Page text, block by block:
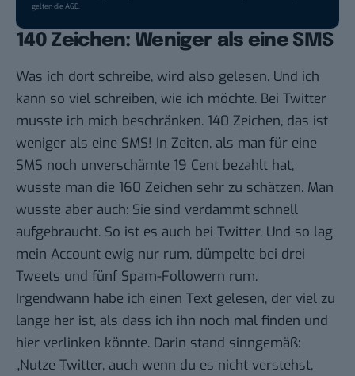
gelten dieAGB.
140 Zeichen: Weniger als eine SMS
Was ich dort schreibe, wird also gelesen. Und ich
kann so viel schreiben, wie ich möchte. Bei Twitter
musste ich mich beschränken. 140 Zeichen, das ist
weniger als eine SMS! In Zeiten, als man für eine
SMS noch unverschämte 19 Cent bezahlt hat,
wusste man die 160 Zeichen sehr zu schätzen. Man
wusste aber auch: Sie sind verdammt schnell
aufgebraucht. So ist es auch bei Twitter. Und so lag
mein Account ewig nur rum, dümpelte bei drei
Tweets und fünf Spam-Followern rum.
Irgendwann habe ich einen Text gelesen, der viel zu
lange her ist, als dass ich ihn noch mal finden und
hier verlinken könnte. Darin stand sinngemäß:
„Nutze Twitter, auch wenn du es nicht verstehst,